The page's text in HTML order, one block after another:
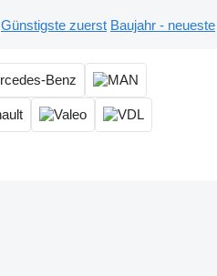
Günstigste zuerst Baujahr - neueste